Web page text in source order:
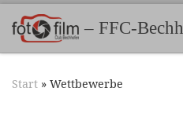
Zum Inhalt springen
– FFC-
Start » Wettbewerbe